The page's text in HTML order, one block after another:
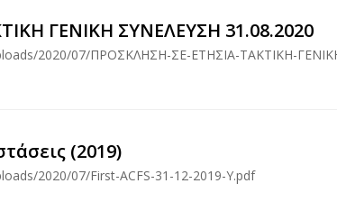
ΓΕΝΙΚΗ ΣΥΝΕΛΕΥΣΗ 31.08.2020
2020/07/ΠΡΟΣΚΛΗΣΗ-ΣΕ-ΕΤΗΣΙΑ-ΤΑΚΤΙΚΗ-
(2019)
2020/07/First-ACFS-31-12-2019-Υ.pdf